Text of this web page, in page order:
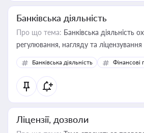
Банківська діяльність
Про що тема: Банківська діяльність
регулювання, нагляду та
Банківська діяльність Фінансові
Ліцензії, дозволи